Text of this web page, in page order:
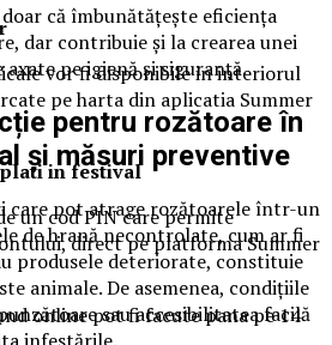
că îmbunătățește eficiența
dar contribuie și la crearea unei
pe igienă și siguranță.
pentru rozătoare în
și măsuri preventive
care pot atrage rozătoarele într-un
de hrană necontrolate, cum ar fi
produsele deteriorate, constituie
animale. De asemenea, condițiile
sau accesibilitatea facilă
vor fi disponibile in interiorul
pe harta din aplicatia Summer
in festival
un cod PIN care permite
direct pe platforma Summer
online pot fi facute pana pe 14